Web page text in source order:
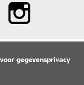
gegevensprivacy